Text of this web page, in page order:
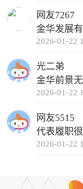
网友7267
金华发展
2026-01-22
光二弟
金华前景
2026-01-22
网友5515
代表履职
2026-01-22